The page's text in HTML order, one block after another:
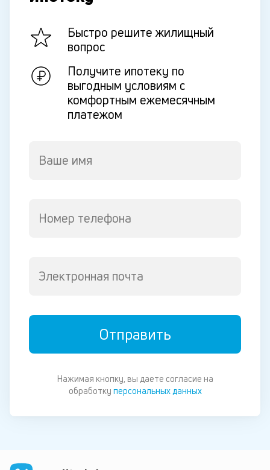
Быстро решите жилищный
вопрос
Получите ипотеку по
выгодным условиям с
комфортным ежемесячным
платежом
Ваше имя
Номер телефона
Электронная почта
Отправить
Нажимая кнопку, вы даете согласие на
обработку персональных данных